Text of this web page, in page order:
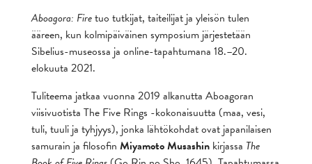
Aboagora: Firetuo tutkijat, taiteilijat ja yleisön tulen
ääreen, kun kolmipäiväinen symposium järjestetään
Sibelius-museossa ja online-tapahtumana 18.–20.
elokuuta 2021.
Tuliteema jatkaa vuonna 2019 alkanutta Aboagoran
viisivuotista The Five Rings -kokonaisuutta (maa, vesi,
tuli, tuuli ja tyhjyys), jonka lähtökohdat ovat japanilaisen
samurain ja filosofin Miyamoto Musashin kirjassa The